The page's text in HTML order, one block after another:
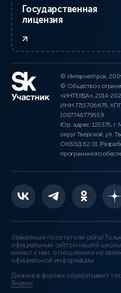
Государственная
лицензия
© ИнтернетУрок,
© Общество с
«ИНТЕРДА», 2014-
ИНН 7715706679,
1087746779559
Юр. адрес: 125375, г.
округ Тверской, ул.
ОКВЭД 62.01
программного
Уважаемые посетители сайта!
официальным сайтом нашей
имеют к нам отношения и не
официальной информации.
Данные в формах обрабатывает
Яндекс